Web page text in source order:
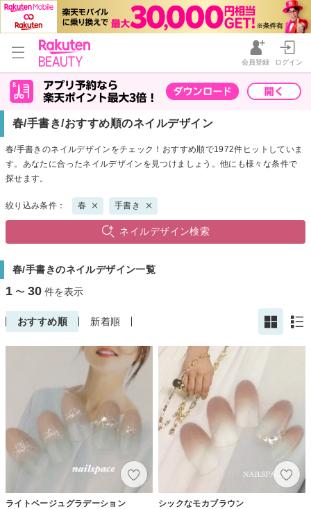
会員登録 ログイン
春/手書き/おすすめ順のネイルデザイン
春/手書きのネイルデザインをチェック！おすすめ順で1972件ヒットしていま
す。あなたに合ったネイルデザインを見つけましょう。他にも様々な条件で
探せます。
絞り込み条件： 春 手書き
ネイルデザイン検索
春/手書きのネイルデザイン一覧
1 〜 30 件を表示
おすすめ順 新着順
ライトベージュグラデーション シックなモカブラウン